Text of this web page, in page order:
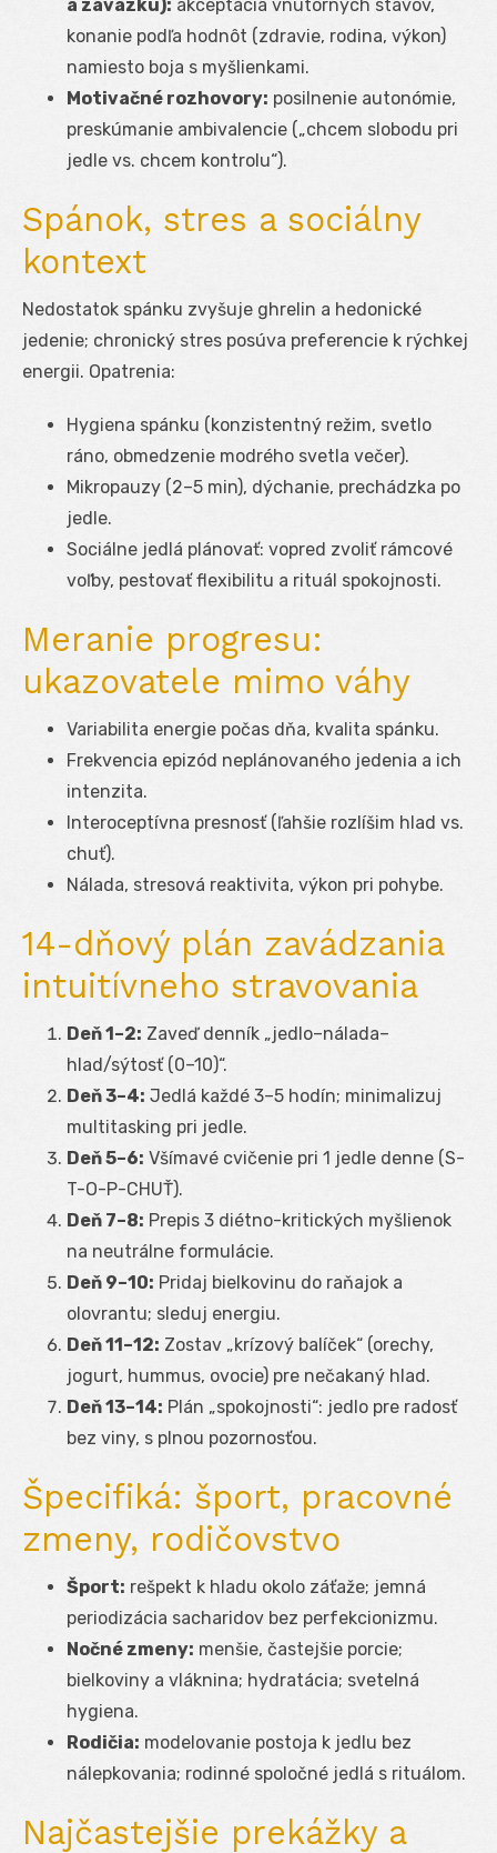
a záväzku): akceptácia vnútorných stavov,
konanie podľa hodnôt (zdravie, rodina, výkon)
namiesto boja s myšlienkami.
Motivačné rozhovory: posilnenie autonómie,
preskúmanie ambivalencie („chcem slobodu pri
jedle vs. chcem kontrolu“).
Spánok, stres a sociálny
kontext
Nedostatok spánku zvyšuje ghrelin a hedonické
jedenie; chronický stres posúva preferencie k rýchkej
energii. Opatrenia:
Hygiena spánku (konzistentný režim, svetlo
ráno, obmedzenie modrého svetla večer).
Mikropauzy (2–5 min), dýchanie, prechádzka po
jedle.
Sociálne jedlá plánovať: vopred zvoliť rámcové
voľby, pestovať flexibilitu a rituál spokojnosti.
Meranie progresu:
ukazovatele mimo váhy
Variabilita energie počas dňa, kvalita spánku.
Frekvencia epizód neplánovaného jedenia a ich
intenzita.
Interoceptívna presnosť (ľahšie rozlíšim hlad vs.
chuť).
Nálada, stresová reaktivita, výkon pri pohybe.
14-dňový plán zavádzania
intuitívneho stravovania
Deň 1–2: Zaveď denník „jedlo–nálada–
hlad/sýtosť (0–10)“.
Deň 3–4: Jedlá každé 3–5 hodín; minimalizuj
multitasking pri jedle.
Deň 5–6: Všímavé cvičenie pri 1 jedle denne (S-
T-O-P-CHUŤ).
Deň 7–8: Prepis 3 diétno-kritických myšlienok
na neutrálne formulácie.
Deň 9–10: Pridaj bielkovinu do raňajok a
olovrantu; sleduj energiu.
Deň 11–12: Zostav „krízový balíček“ (orechy,
jogurt, hummus, ovocie) pre nečakaný hlad.
Deň 13–14: Plán „spokojnosti“: jedlo pre radosť
bez viny, s plnou pozornosťou.
Špecifiká: šport, pracovné
zmeny, rodičovstvo
Šport: rešpekt k hladu okolo záťaže; jemná
periodizácia sacharidov bez perfekcionizmu.
Nočné zmeny: menšie, častejšie porcie;
bielkoviny a vláknina; hydratácia; svetelná
hygiena.
Rodičia: modelovanie postoja k jedlu bez
nálepkovania; rodinné spoločné jedlá s rituálom.
Najčastejšie prekážky a